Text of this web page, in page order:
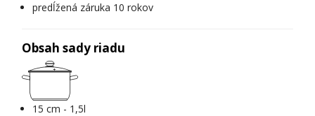
predĺžená záruka 10 rokov
Obsah sady riadu
15 cm - 1,5l